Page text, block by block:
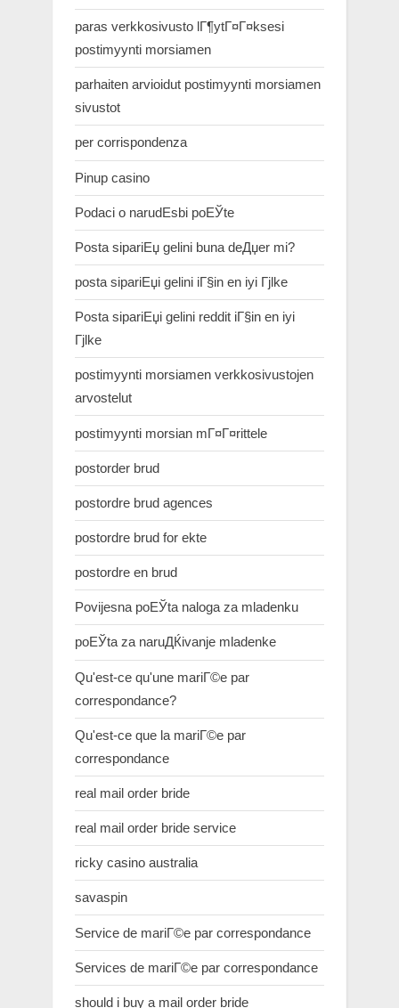
paras verkkosivusto lГ¶ytГ¤Г¤ksesi
postimyynti morsiamen
parhaiten arvioidut postimyynti morsiamen
sivustot
per corrispondenza
Pinup casino
Podaci o narudЕѕbi poЕЎte
Posta sipariЕџ gelini buna deДџer mi?
posta sipariЕџi gelini iГ§in en iyi Гјlke
Posta sipariЕџi gelini reddit iГ§in en iyi
Гјlke
postimyynti morsiamen verkkosivustojen
arvostelut
postimyynti morsian mГ¤Г¤rittele
postorder brud
postordre brud agences
postordre brud for ekte
postordre en brud
Povijesna poЕЎta naloga za mladenku
poЕЎta za naruДЌivanje mladenke
Qu'est-ce qu'une mariГ©e par
correspondance?
Qu'est-ce que la mariГ©e par
correspondance
real mail order bride
real mail order bride service
ricky casino australia
savaspin
Service de mariГ©e par correspondance
Services de mariГ©e par correspondance
should i buy a mail order bride